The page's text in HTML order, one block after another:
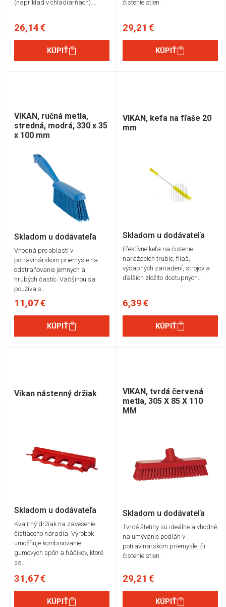
(napríklad v chladiarňach).…
26,14 €
KÚPIŤ
čistenie stien.
29,21 €
KÚPIŤ
VIKAN, ručná metla,
stredná, modrá, 330 x 35
x 100 mm
Skladom u dodávateľa
Vhodná pre oblasti v
potravinárskom priemysle na
odstraňovanie jemných a
hrubých častíc. Väčšinou sa
používa s…
11,07 €
KÚPIŤ
VIKAN, kefa na fľaše 20
mm
Skladom u dodávateľa
Efektívne kefa na čistenie
narážacích trubíc, fliaš,
výčapných zariadení, strojov a
ďalších zložito dostupných…
6,39 €
KÚPIŤ
Vikan nástenný držiak
Skladom u dodávateľa
Kvalitný držiak na zavesenie
čistiaceho náradia. Výrobok
umožňuje kombinovanie
gumových spôn a háčikov, ktoré
sa…
31,67 €
KÚPIŤ
VIKAN, tvrdá červená
metla, 305 X 85 X 110
MM
Skladom u dodávateľa
Tvrdé štetiny sú ideálne a vhodné
na umývanie podláh v
potravinárskom priemysle, či
čistenie stien.
29,21 €
KÚPIŤ